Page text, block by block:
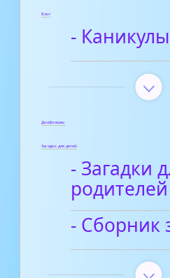
Блог
- Каникулы
Диафильмы
Загадки для детей
- Загадки
родителей
- Сборник